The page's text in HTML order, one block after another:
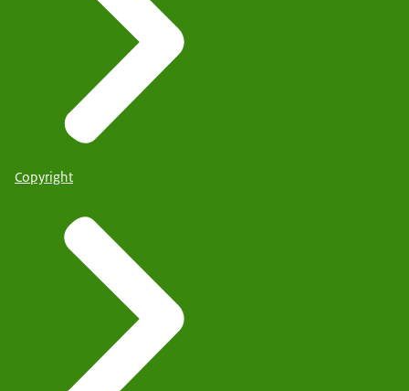
Copyright